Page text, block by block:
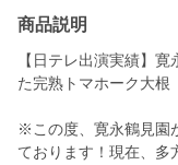
商品説明
【日テレ出演実績】
た完熟トマホーク大根
※この度、寛永鶴見園
ております！現在、多